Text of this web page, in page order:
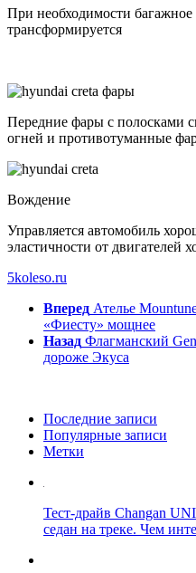
При необходимости багажное
трансформируется
Передние фары с полосками
огней и противотуманные
Вождение
Управляется автомобиль
эластичности от двигателей
5koleso.ru
Вперед Ателье
«Фиесту» мощнее
Назад Флагманский
дороже Экуса
Последние записи
Популярные записи
Метки
Тест-драйв Changan
седан на треке. Чем